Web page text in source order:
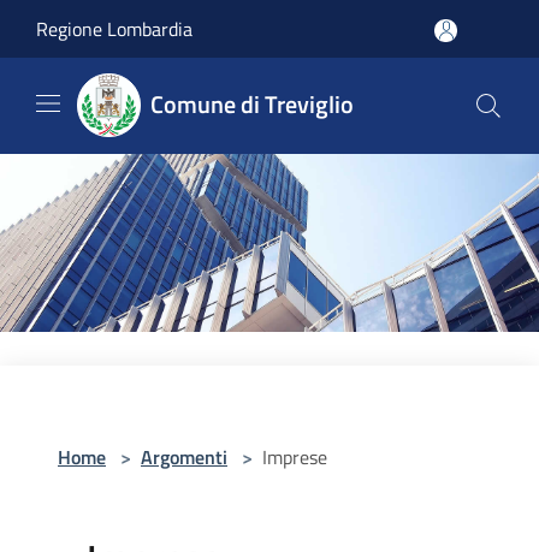
Regione Lombardia
Comune di Treviglio
Home > Argomenti > Imprese